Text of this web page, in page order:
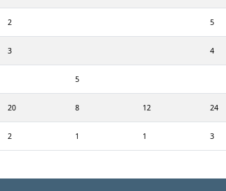
2 5
3 4
5
20 8 12 24
2 1 1 3